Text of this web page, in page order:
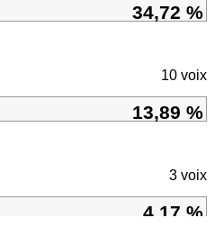
34,72 %
10 voix
13,89 %
3 voix
4,17 %